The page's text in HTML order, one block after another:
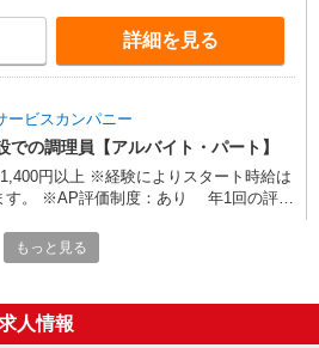
詳細を見る
ビスカンパニー
での調理員【アルバイト・パート】
上 ※経験によりスタート時給は
す。 ※AP評価制度：あり 年1回の評価
給を見直します。 ※アルバイト賞与（寸
り 年2回。勤続年数により金額UP。
ーゼ湘南ひらつか （神奈川県平塚市東真
11-45）
詳細を見る
もっと見る
人情報